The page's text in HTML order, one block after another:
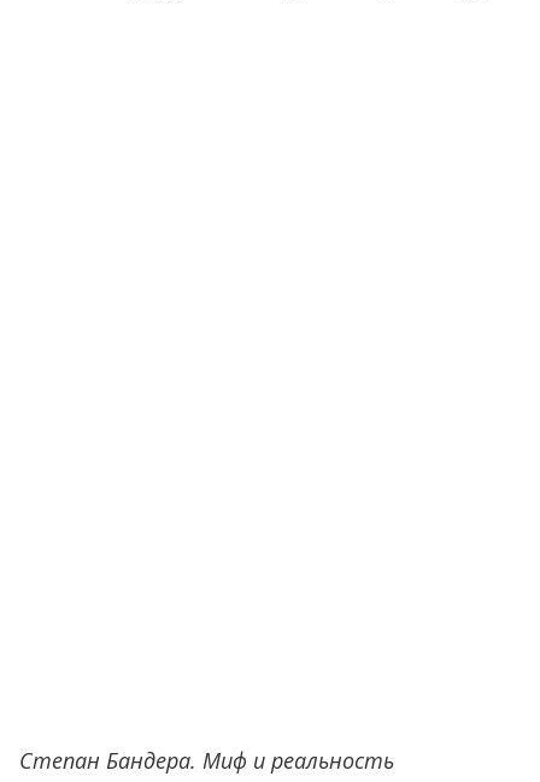
Степан Бандера. Миф и реальность